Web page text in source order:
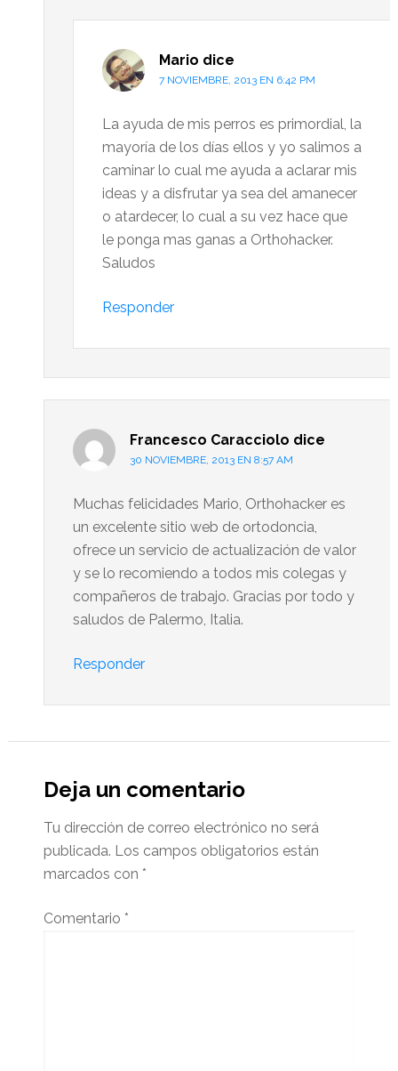
Mario dice
7 NOVIEMBRE, 2013 EN 6:42 PM
La ayuda de mis perros es primordial, la
mayoría de los días ellos y yo salimos a
caminar lo cual me ayuda a aclarar mis
ideas y a disfrutar ya sea del amanecer
o atardecer, lo cual a su vez hace que
le ponga mas ganas a Orthohacker.
Saludos
Responder
Francesco Caracciolo dice
30 NOVIEMBRE, 2013 EN 8:57 AM
Muchas felicidades Mario, Orthohacker es
un excelente sitio web de ortodoncia,
ofrece un servicio de actualización de valor
y se lo recomiendo a todos mis colegas y
compañeros de trabajo. Gracias por todo y
saludos de Palermo, Italia.
Responder
Deja un comentario
Tu dirección de correo electrónico no será
publicada. Los campos obligatorios están
marcados con *
Comentario *